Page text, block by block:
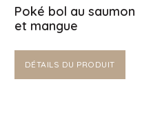
Poké bol au saumon
et mangue
DÉTAILS DU PRODUIT